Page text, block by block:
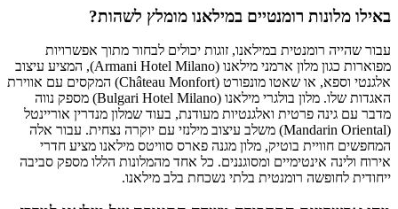
באילו מלונות רומנטיים במילאנו מומלץ לשהות?
עבור שהייה רומנטית במילאנו, זוגות יכולים לבחור מתוך אפשרויות
מפוארות כגון מלון ארמני מילאנו (Armani Hotel Milano), המציע עיצוב
אלגנטי וספא, או שאטו מונפורט (Château Monfort) המקסים עם אווירת
האגדות שלו. מלון בולגרי מילאנו (Bulgari Hotel Milano) מספק נווה
מדבר עם גינה פרטית ואלגנטיות מעודנת, בעוד שמלון מנדרין אוריינטל
(Mandarin Oriental) משלב עיצוב מילנזי עם יוקרה נצחית. עבור אלה
המחפשים חוויית בוטיק, מלון מגנה פארס סוויטס מילאנו מציע חדרי
אירוח ולינה אינטימיים ומסוגננים. כל אחד מהמלונות הללו מספק סביבה
ייחודית לחופשה רומנטית בלתי נשכחת בלב מילאנו.